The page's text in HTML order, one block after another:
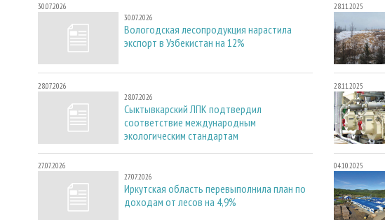
30.07.2026
30.07.2026
Вологодская лесопродукция нарастила
экспорт в Узбекистан на 12%
28.07.2026
28.07.2026
Сыктывкарский ЛПК подтвердил
соответствие международным
экологическим стандартам
27.07.2026
27.07.2026
Иркутская область перевыполнила план по
доходам от лесов на 4,9%
28.11.2025
28.11.2025
04.10.2025